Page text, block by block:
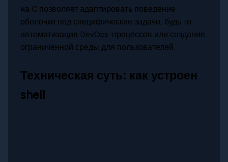
на C позволяет адаптировать поведение
оболочки под специфические задачи, будь то
автоматизация DevOps-процессов или создание
ограниченной среды для пользователей.
Техническая суть: как устроен
shell